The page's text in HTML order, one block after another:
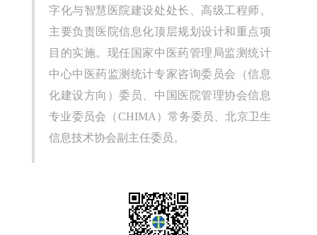
字化与智慧医院建设处处长、高级工程师。
主要负责医院信息化顶层规划设计和重点项
目的实施。现任国家中医药管理局监测统计
中心中医药监测统计专家咨询委员会（信息
化建设方向）委员、中国医院管理协会信息
专业委员会（CHIMA）常务委员、北京卫生
信息技术协会副主任委员。